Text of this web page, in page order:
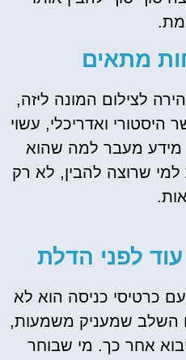
מתאים
לצילום המונה ליזה,
היסטורי ואדריכלי, עשוי
מידע מעבר למה שהוא
למי שרוצה להבין, לא רק
לפני הדלת
כרטיסי כניסה הוא לא
השלב שמעניק משמעות,
אחר כך. מי שבוחר